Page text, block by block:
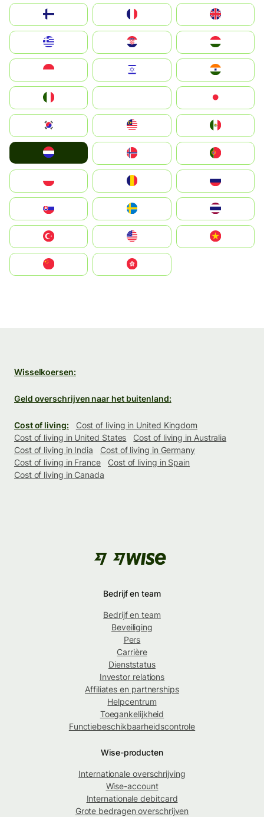
United Kingdom
Magyarország
South Korea
United States
中國香港特別行政區
Wisselkoersen:
Geld overschrijven naar het buitenland:
Cost of living:
Cost of living in United Kingdom
Cost of living in United States
Cost of living in Australia
Cost of living in India
Cost of living in Germany
Cost of living in France
Cost of living in Spain
Cost of living in Canada
Bedrijf en team
Bedrijf en team
Beveiliging
Pers
Carrière
Dienststatus
Investor relations
Affiliates en partnerships
Helpcentrum
Toegankelijkheid
Functiebeschikbaarheidscontrole
Wise-producten
Internationale overschrijving
Wise-account
Internationale debitcard
Grote bedragen overschrijven